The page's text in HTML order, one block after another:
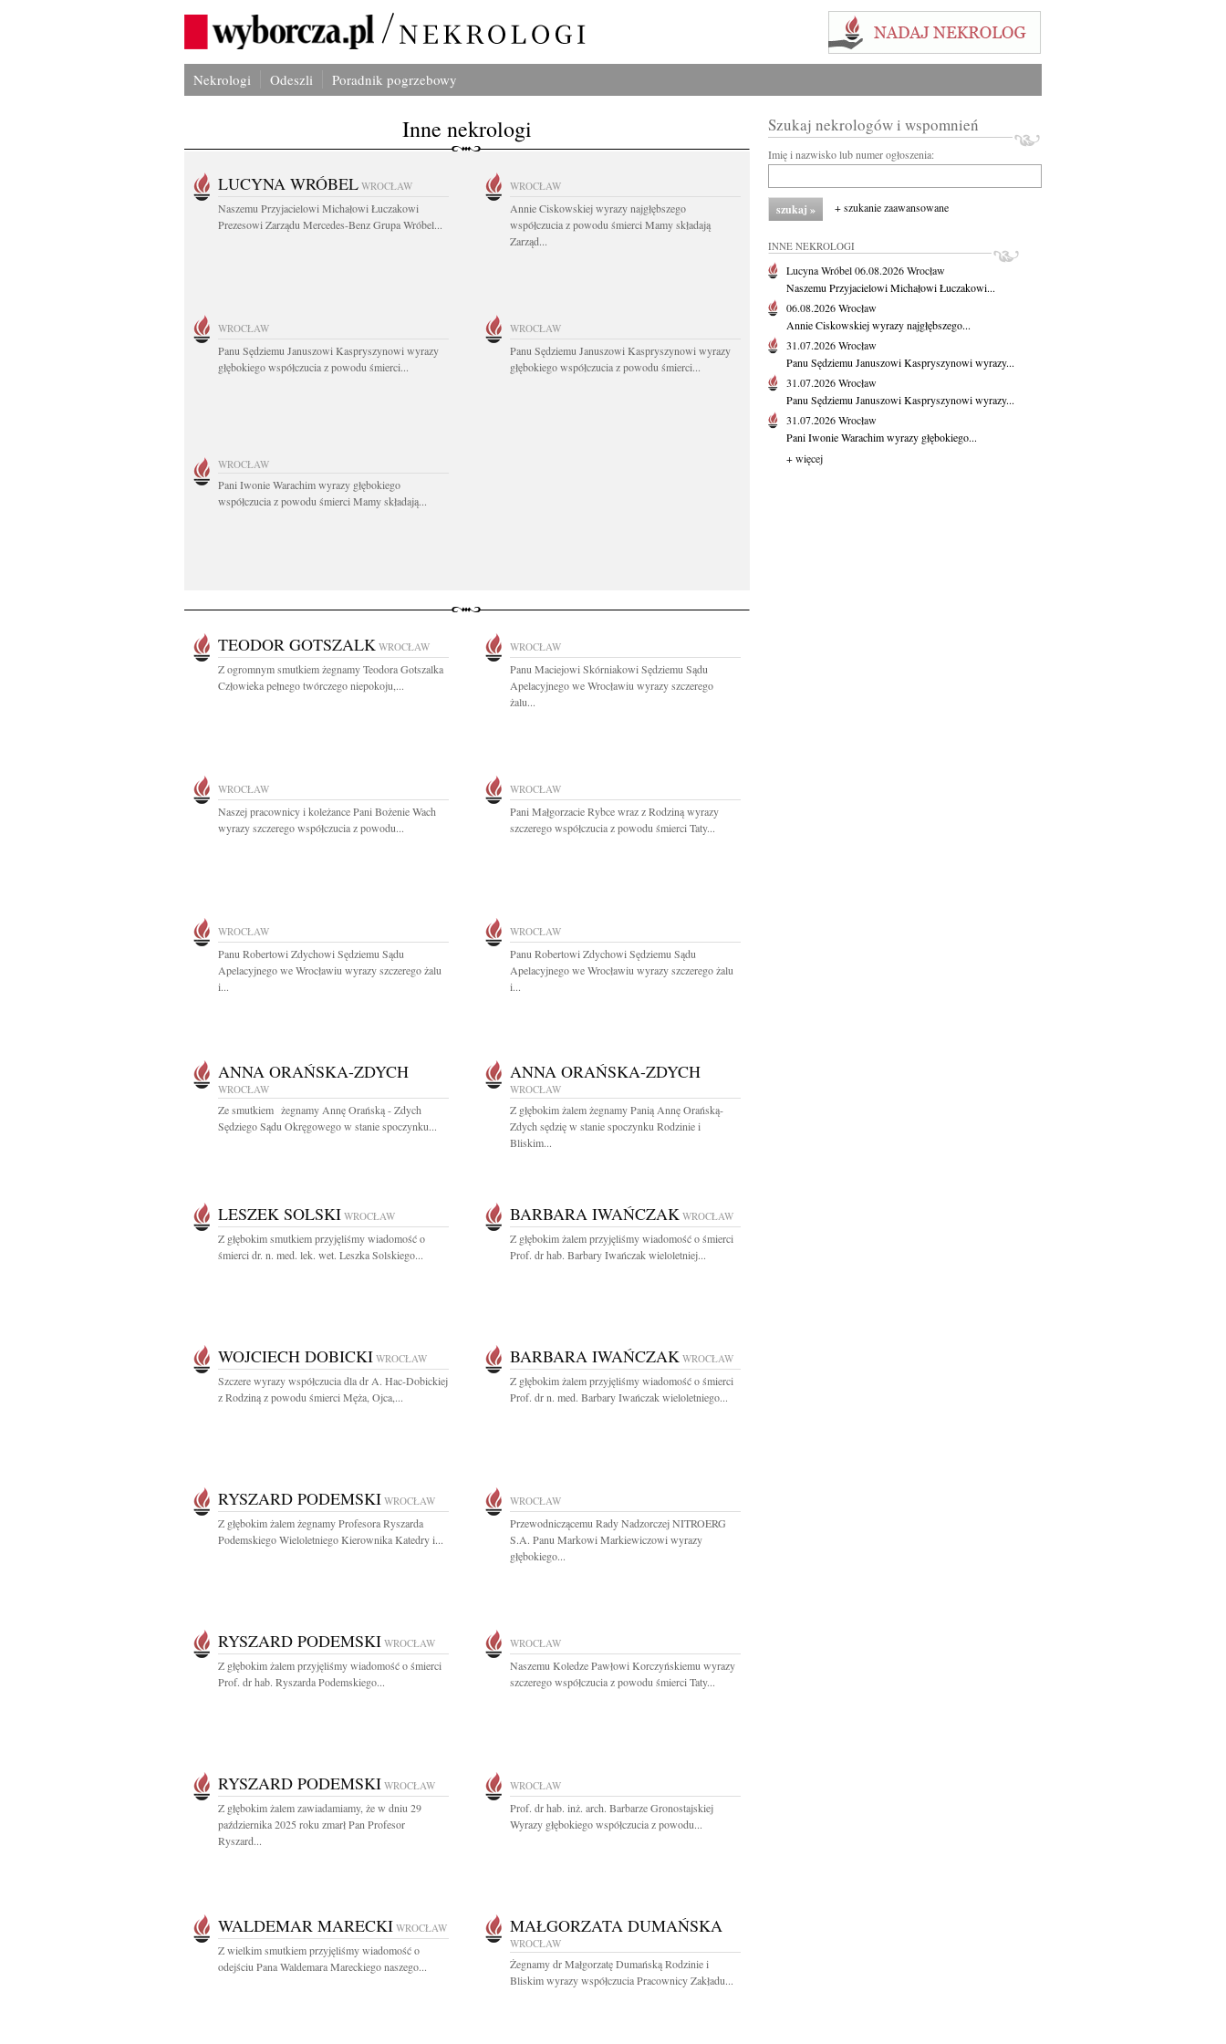
Nekrologi Odeszli Poradnik pogrzebowy
Inne nekrologi
LUCYNA WRÓBEL WROCŁAW
Naszemu Przyjacielowi Michałowi Łuczakowi
Prezesowi Zarządu Mercedes-Benz Grupa Wróbel...
WROCŁAW
Annie Ciskowskiej wyrazy najgłębszego
współczucia z powodu śmierci Mamy składają
Zarząd...
WROCŁAW
Panu Sędziemu Januszowi Kaspryszynowi wyrazy
głębokiego współczucia z powodu śmierci...
WROCŁAW
Panu Sędziemu Januszowi Kaspryszynowi wyrazy
głębokiego współczucia z powodu śmierci...
WROCŁAW
Pani Iwonie Warachim wyrazy głębokiego
współczucia z powodu śmierci Mamy składają...
TEODOR GOTSZALK WROCŁAW
Z ogromnym smutkiem żegnamy Teodora Gotszalka
Człowieka pełnego twórczego niepokoju,...
WROCŁAW
Panu Maciejowi Skórniakowi Sędziemu Sądu
Apelacyjnego we Wrocławiu wyrazy szczerego
żalu...
WROCŁAW
Naszej pracownicy i koleżance Pani Bożenie Wach
wyrazy szczerego współczucia z powodu...
WROCŁAW
Pani Małgorzacie Rybce wraz z Rodziną wyrazy
szczerego współczucia z powodu śmierci Taty...
WROCŁAW
Panu Robertowi Zdychowi Sędziemu Sądu
Apelacyjnego we Wrocławiu wyrazy szczerego żalu
i...
WROCŁAW
Panu Robertowi Zdychowi Sędziemu Sądu
Apelacyjnego we Wrocławiu wyrazy szczerego żalu
i...
ANNA ORAŃSKA-ZDYCH
WROCŁAW
Ze smutkiem żegnamy Annę Orańską - Zdych
Sędziego Sądu Okręgowego w stanie spoczynku...
ANNA ORAŃSKA-ZDYCH
WROCŁAW
Z głębokim żalem żegnamy Panią Annę Orańską-
Zdych sędzię w stanie spoczynku Rodzinie i
Bliskim...
LESZEK SOLSKI WROCŁAW
Z głębokim smutkiem przyjęliśmy wiadomość o
śmierci dr. n. med. lek. wet. Leszka Solskiego...
BARBARA IWAŃCZAK WROCŁAW
Z głębokim żalem przyjęliśmy wiadomość o śmierci
Prof. dr hab. Barbary Iwańczak wieloletniej...
WOJCIECH DOBICKI WROCŁAW
Szczere wyrazy współczucia dla dr A. Hac-Dobickiej
z Rodziną z powodu śmierci Męża, Ojca,...
BARBARA IWAŃCZAK WROCŁAW
Z głębokim żalem przyjęliśmy wiadomość o śmierci
Prof. dr n. med. Barbary Iwańczak wieloletniego...
RYSZARD PODEMSKI WROCŁAW
Z głębokim żalem żegnamy Profesora Ryszarda
Podemskiego Wieloletniego Kierownika Katedry i...
WROCŁAW
Przewodniczącemu Rady Nadzorczej NITROERG
S.A. Panu Markowi Markiewiczowi wyrazy
głębokiego...
RYSZARD PODEMSKI WROCŁAW
Z głębokim żalem przyjęliśmy wiadomość o śmierci
Prof. dr hab. Ryszarda Podemskiego...
WROCŁAW
Naszemu Koledze Pawłowi Korczyńskiemu wyrazy
szczerego współczucia z powodu śmierci Taty...
RYSZARD PODEMSKI WROCŁAW
Z głębokim żalem zawiadamiamy, że w dniu 29
października 2025 roku zmarł Pan Profesor
Ryszard...
WROCŁAW
Prof. dr hab. inż. arch. Barbarze Gronostajskiej
Wyrazy głębokiego współczucia z powodu...
WALDEMAR MARECKI WROCŁAW
Z wielkim smutkiem przyjęliśmy wiadomość o
odejściu Pana Waldemara Mareckiego naszego...
MAŁGORZATA DUMAŃSKA
WROCŁAW
Żegnamy dr Małgorzatę Dumańską Rodzinie i
Bliskim wyrazy współczucia Pracownicy Zakładu...
Szukaj nekrologów i wspomnień
Imię i nazwisko lub numer ogłoszenia:
+ szukanie zaawansowane
INNE NEKROLOGI
Lucyna Wróbel06.08.2026Wrocław
Naszemu Przyjacielowi Michałowi Łuczakowi...
06.08.2026Wrocław
Annie Ciskowskiej wyrazy najgłębszego...
31.07.2026Wrocław
Panu Sędziemu Januszowi Kaspryszynowi wyrazy...
31.07.2026Wrocław
Panu Sędziemu Januszowi Kaspryszynowi wyrazy...
31.07.2026Wrocław
Pani Iwonie Warachim wyrazy głębokiego...
+ więcej